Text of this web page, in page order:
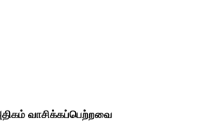
வாசிக்கப்பெற்றவை